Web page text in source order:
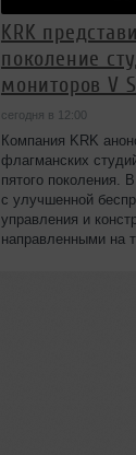
KRK
поколение
мониторов V
сегодня в 12:00
Компания KRK
флагманских
пятого поколения.
с улучшенной
управления и
направленными на